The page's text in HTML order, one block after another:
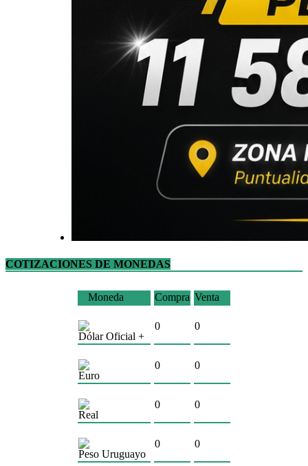
COTIZACIONES DE MONEDAS
Moneda Compra Venta
Dólar Oficial +
0 0
Euro
0 0
Real
0 0
Peso Uruguayo
0 0